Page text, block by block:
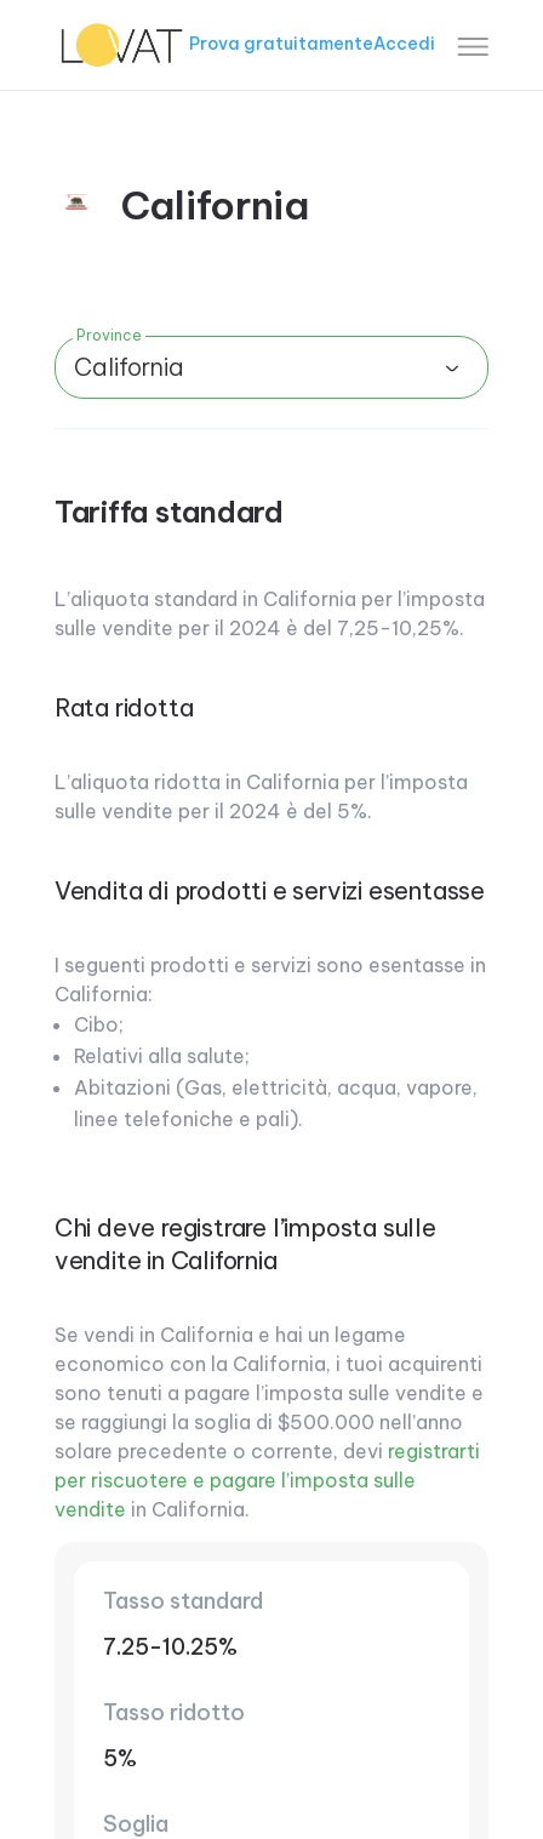
Prova gratuitamenteAccedi
California
Province
California
Tariffa standard
L’aliquota standard in California per l’imposta
sulle vendite per il 2024 è del 7,25-10,25%.
Rata ridotta
L’aliquota ridotta in California per l’imposta
sulle vendite per il 2024 è del 5%.
Vendita di prodotti e servizi esentasse
I seguenti prodotti e servizi sono esentasse in
California:
Cibo;
Relativi alla salute;
Abitazioni (Gas, elettricità, acqua, vapore,
linee telefoniche e pali).
Chi deve registrare l’imposta sulle
vendite in California
Se vendi in California e hai un legame
economico con la California, i tuoi acquirenti
sono tenuti a pagare l’imposta sulle vendite e
se raggiungi la soglia di $500.000 nell’anno
solare precedente o corrente, devi registrarti
per riscuotere e pagare l’imposta sulle
vendite in California.
Tasso standard
7.25-10.25%
Tasso ridotto
5%
Soglia